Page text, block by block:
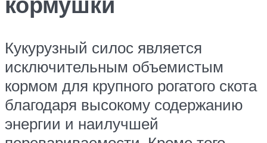
Кукурузный силос является
исключительным объемистым
кормом для крупного рогатого скота
благодаря высокому содержанию
энергии и наилучшей